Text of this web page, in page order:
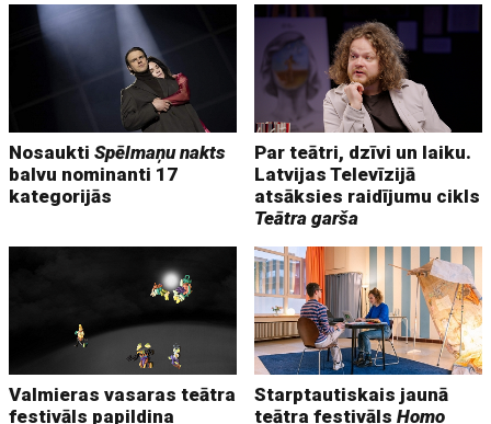
NosauktiSpēlmaņu nakts
balvu nominanti 17
kategorijās
Par teātri, dzīvi un laiku.
Latvijas Televīzijā
atsāksies raidījumu cikls
Teātra garša
Valmieras vasaras teātra
festivāls papildina
Starptautiskais jaunā
teātra festivālsHomo